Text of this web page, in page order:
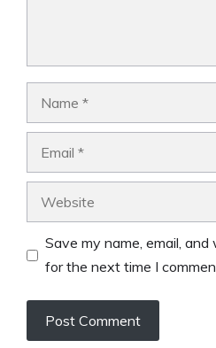
Save my name, email,
for the next time I